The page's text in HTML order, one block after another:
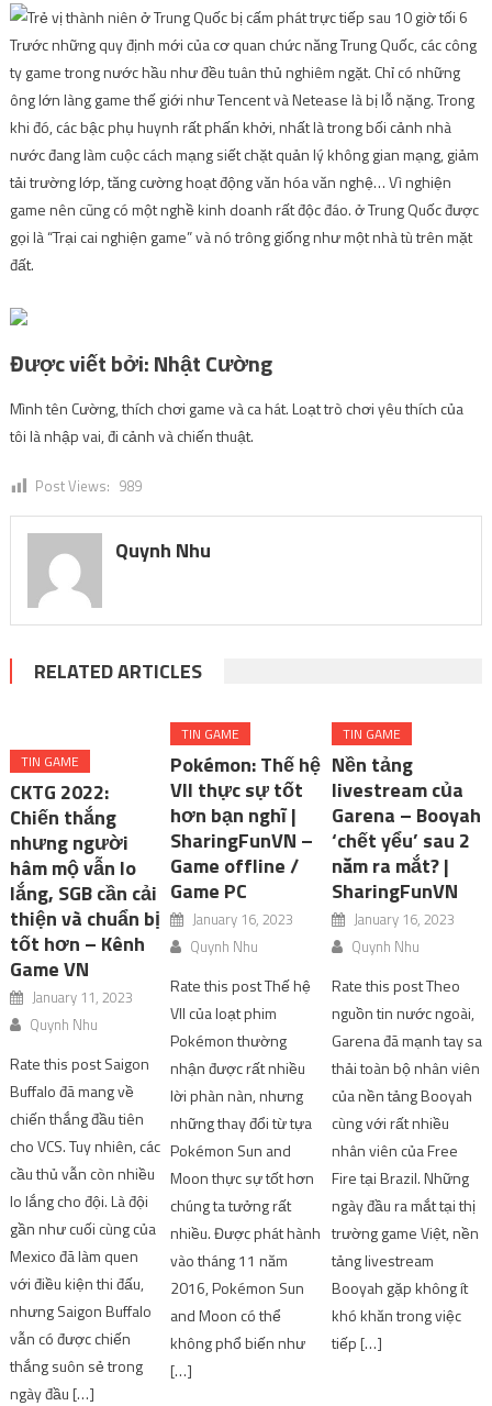
Trước những quy định mới của cơ quan chức năng Trung Quốc, các công
ty game trong nước hầu như đều tuân thủ nghiêm ngặt. Chỉ có những
ông lớn làng game thế giới như Tencent và Netease là bị lỗ nặng. Trong
khi đó, các bậc phụ huynh rất phấn khởi, nhất là trong bối cảnh nhà
nước đang làm cuộc cách mạng siết chặt quản lý không gian mạng, giảm
tải trường lớp, tăng cường hoạt động văn hóa văn nghệ… Vì nghiện
game nên cũng có một nghề kinh doanh rất độc đáo. ở Trung Quốc được
gọi là “Trại cai nghiện game” và nó trông giống như một nhà tù trên mặt
đất.
Được viết bởi:Nhật Cường
Mình tên Cường, thích chơi game và ca hát. Loạt trò chơi yêu thích của
tôi là nhập vai, đi cảnh và chiến thuật.
Post Views: 989
Quynh Nhu
RELATED ARTICLES
TIN GAME
CKTG 2022:
Chiến thắng
nhưng người
hâm mộ vẫn lo
lắng, SGB cần cải
thiện và chuẩn bị
tốt hơn – Kênh
Game VN
January 11, 2023
Quynh Nhu
Rate this post Saigon
Buffalo đã mang về
chiến thắng đầu tiên
cho VCS. Tuy nhiên, các
cầu thủ vẫn còn nhiều
lo lắng cho đội. Là đội
gần như cuối cùng của
Mexico đã làm quen
với điều kiện thi đấu,
nhưng Saigon Buffalo
vẫn có được chiến
thắng suôn sẻ trong
ngày đầu […]
TIN GAME
Pokémon: Thế hệ
VII thực sự tốt
hơn bạn nghĩ |
SharingFunVN –
Game offline /
Game PC
January 16, 2023
Quynh Nhu
Rate this post Thế hệ
VII của loạt phim
Pokémon thường
nhận được rất nhiều
lời phàn nàn, nhưng
những thay đổi từ tựa
Pokémon Sun and
Moon thực sự tốt hơn
chúng ta tưởng rất
nhiều. Được phát hành
vào tháng 11 năm
2016, Pokémon Sun
and Moon có thể
không phổ biến như
[…]
TIN GAME
Nền tảng
livestream của
Garena – Booyah
‘chết yểu’ sau 2
năm ra mắt? |
SharingFunVN
January 16, 2023
Quynh Nhu
Rate this post Theo
nguồn tin nước ngoài,
Garena đã mạnh tay sa
thải toàn bộ nhân viên
của nền tảng Booyah
cùng với rất nhiều
nhân viên của Free
Fire tại Brazil. Những
ngày đầu ra mắt tại thị
trường game Việt, nền
tảng livestream
Booyah gặp không ít
khó khăn trong việc
tiếp […]